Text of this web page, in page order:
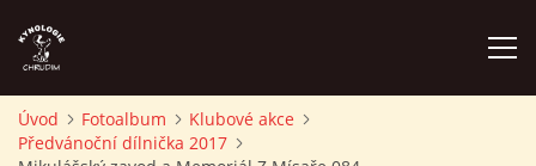
ÚVOD
Úvod Fotoalbum
Klubové akce
Předvánoční dílnička 2017